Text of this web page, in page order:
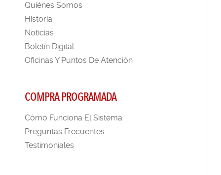
Quiénes Somos
Historia
Noticias
Boletín Digital
Oficinas Y Puntos De Atención
COMPRA PROGRAMADA
Cómo Funciona El Sistema
Preguntas Frecuentes
Testimoniales